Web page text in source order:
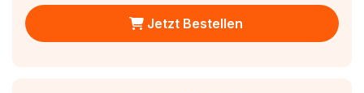
Jetzt Bestellen